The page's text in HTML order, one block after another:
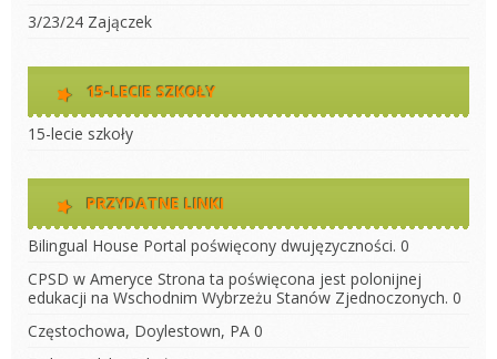
3/23/24 Zajączek
15-LECIE SZKOŁY
15-lecie szkoły
PRZYDATNE LINKI
Bilingual House Portal poświęcony dwujęzyczności. 0
CPSD w Ameryce Strona ta poświęcona jest polonijnej
edukacji na Wschodnim Wybrzeżu Stanów Zjednoczonych. 0
Częstochowa, Doylestown, PA 0